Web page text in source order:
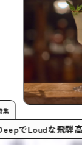
ど
Deep